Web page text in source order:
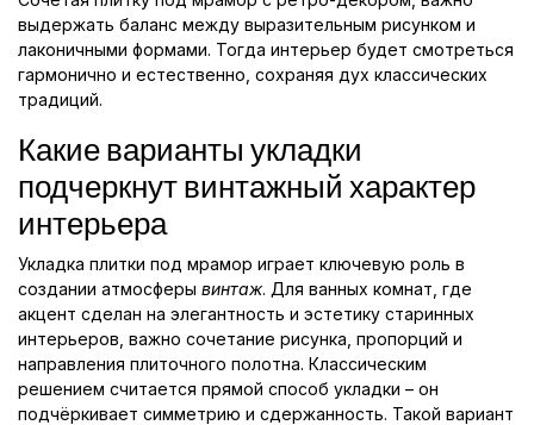
выдержать баланс между выразительным рисунком и
лаконичными формами. Тогда интерьер будет смотреться
гармонично и естественно, сохраняя дух классических
традиций.
Какие варианты укладки
подчеркнут винтажный характер
интерьера
Укладка плитки под мрамор играет ключевую роль в
создании атмосферы винтаж. Для ванных комнат, где
акцент сделан на элегантность и эстетику старинных
интерьеров, важно сочетание рисунка, пропорций и
направления плиточного полотна. Классическим
решением считается прямой способ укладки – он
подчёркивает симметрию и сдержанность. Такой вариант